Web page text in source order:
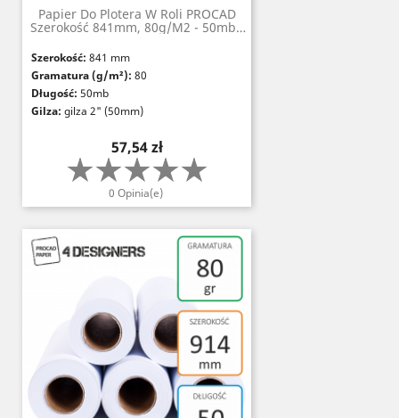
Papier Do Plotera W Roli PROCAD
Szerokość 841mm, 80g/m2 - 50mb -
Szerokość: 841 mm
Gramatura (g/m²): 80
Długość: 50mb
Gilza: gilza 2" (50mm)
117
Szorstkość (Bendtsen, ml/min):200
Białość:CIE 167
FSC, PEFC, ISO 14001, Paper
Certyfikat odporności na starzenie:ISO
9706
Standardy:
Cena
57,54 zł
0 Opinia(e)